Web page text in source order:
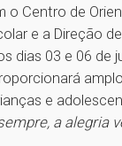
o Centro de
e a Direção
dias 03 e 06 de
e
a alegria